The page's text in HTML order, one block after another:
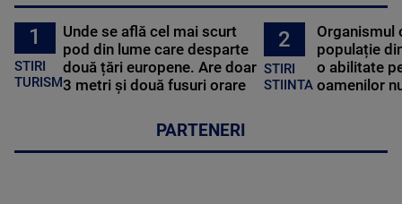
1
STIRI
TURISM
Unde se află cel mai scurt
pod din lume care desparte
două țări europene. Are doar
3 metri și două fusuri orare
2
STIRI
STIINTA
Organismul
populație
o abilitate
oamenilor
PARTENERI